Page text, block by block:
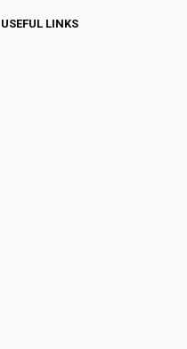
USEFUL LINKS